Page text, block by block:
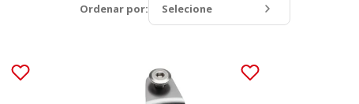
Ordenar por: Selecione